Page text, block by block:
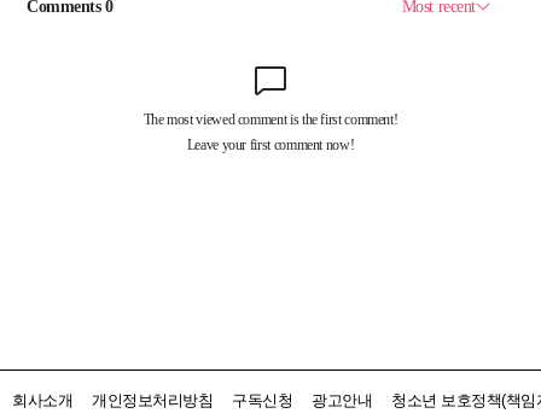
회사소개 개인정보처리방침 구독신청 광고안내 청소년 보호정책(책임